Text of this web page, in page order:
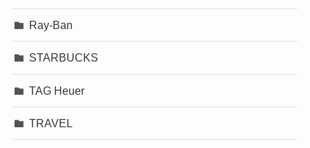
Ray-Ban
STARBUCKS
TAG Heuer
TRAVEL